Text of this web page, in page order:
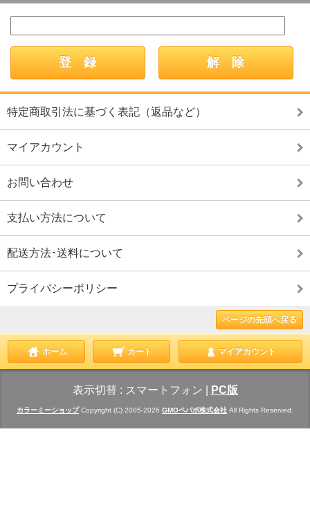
特定商取引法に基づく表記（返品など）
マイアカウント
お問い合わせ
支払い方法について
配送方法･送料について
プライバシーポリシー
ページの先頭へ戻る
ホーム カート マイアカウント
表示切替 : スマートフォン PC版
カラーミーショップCopyright (C) 2005-2026 GMOペパボ株式会社 All Rights Reserved.